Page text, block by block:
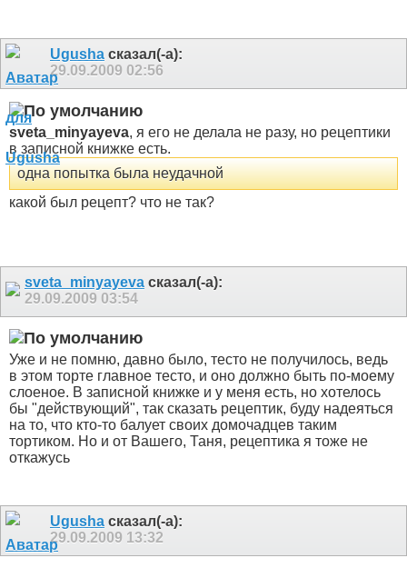
Ugusha сказал(-а):
29.09.2009 02:56
sveta_minyayeva, я его не делала не разу, но рецептики
в записной книжке есть.
одна попытка была неудачной
какой был рецепт? что не так?
sveta_minyayeva сказал(-а):
29.09.2009 03:54
Уже и не помню, давно было, тесто не получилось, ведь
в этом торте главное тесто, и оно должно быть по-моему
слоеное. В записной книжке и у меня есть, но хотелось
бы "действующий", так сказать рецептик, буду надеяться
на то, что кто-то балует своих домочадцев таким
тортиком. Но и от Вашего, Таня, рецептика я тоже не
откажусь
Ugusha сказал(-а):
29.09.2009 13:32